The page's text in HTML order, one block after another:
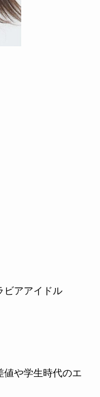
ビアアイドル
値や学生時代のエ